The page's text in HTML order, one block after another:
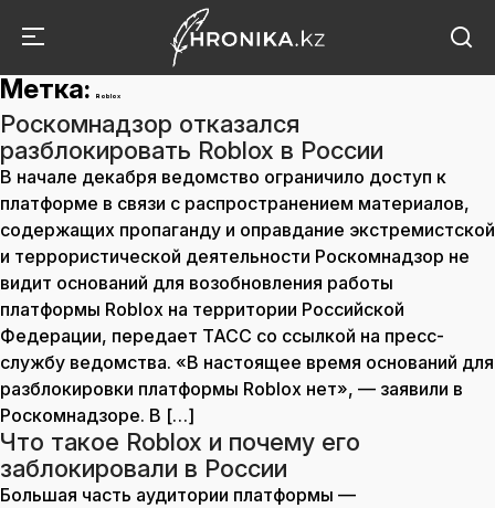
Метка: Roblox
Роскомнадзор отказался
разблокировать Roblox в России
В начале декабря ведомство ограничило доступ к
платформе в связи с распространением материалов,
содержащих пропаганду и оправдание экстремистской
и террористической деятельности Роскомнадзор не
видит оснований для возобновления работы
платформы Roblox на территории Российской
Федерации, передает ТАСС со ссылкой на пресс-
службу ведомства. «В настоящее время оснований для
разблокировки платформы Roblox нет», — заявили в
Роскомнадзоре. В […]
Что такое Roblox и почему его
заблокировали в России
Большая часть аудитории платформы —